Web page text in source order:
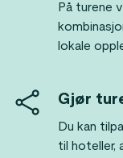
På turene
lokale
Gjør
Du kan
til hoteller,